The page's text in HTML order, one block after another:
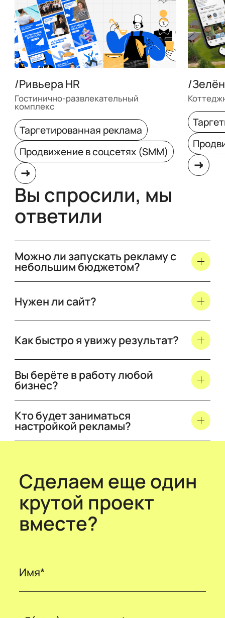
/Ривьера HR
Гостинично-развлекательный
комплекс
Таргетированная реклама
Продвижение в соцсетях (SMM)
/
Вы спросили, мы
ответили
Можно ли запускать рекламу с
небольшим бюджетом?
Нужен ли сайт?
Как быстро я увижу результат?
Вы берёте в работу любой
бизнес?
Кто будет заниматься
настройкой рекламы?
Сделаем еще один
крутой проект
вместе?